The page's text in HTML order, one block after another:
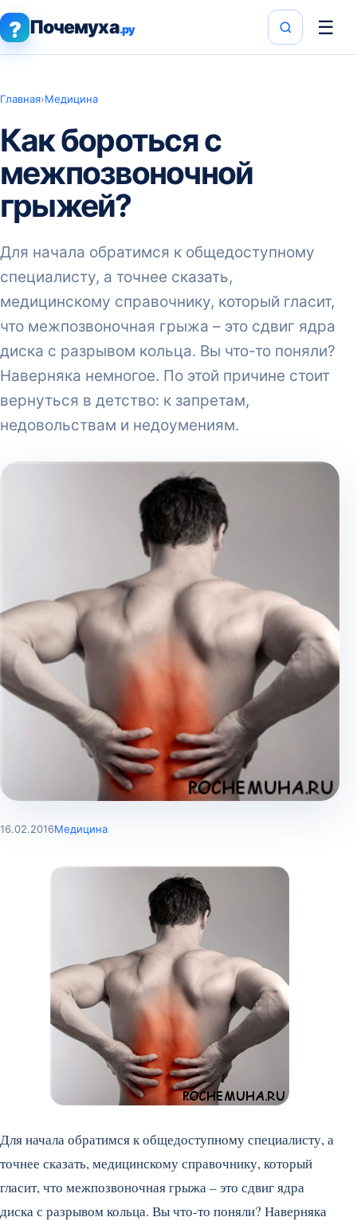
? Почемуха.ру ☰
Главная›Медицина
Как бороться с
межпозвоночной
грыжей?
Для начала обратимся к общедоступному
специалисту, а точнее сказать,
медицинскому справочнику, который гласит,
что межпозвоночная грыжа – это сдвиг ядра
диска с разрывом кольца. Вы что-то поняли?
Наверняка немногое. По этой причине стоит
вернуться в детство: к запретам,
недовольствам и недоумениям.
16.02.2016Медицина
Для начала обратимся к общедоступному специалисту, а
точнее сказать, медицинскому справочнику, который
гласит, что межпозвоночная грыжа – это сдвиг ядра
диска с разрывом кольца. Вы что-то поняли? Наверняка